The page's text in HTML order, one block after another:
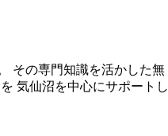
その専門知識を活かした無
気仙沼を中心にサポートし